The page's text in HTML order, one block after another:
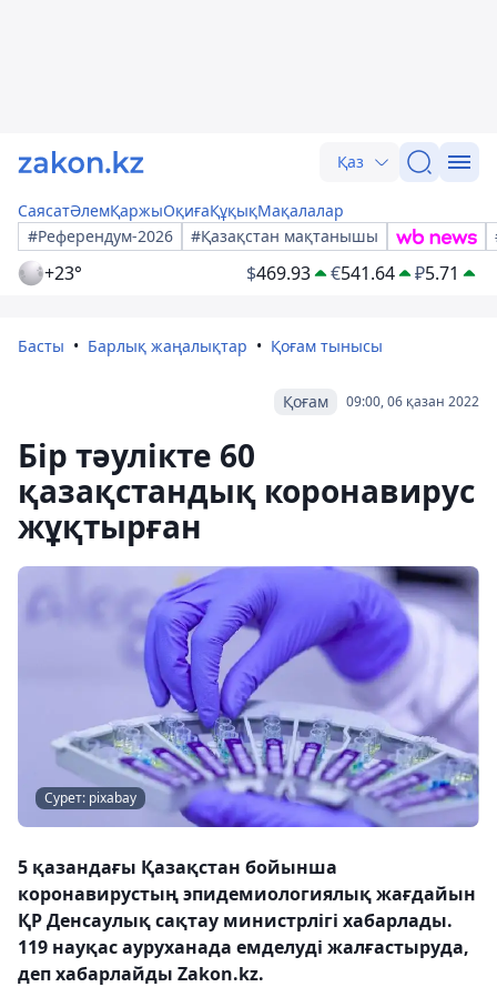
Қаз
СаясатӘлемҚаржыОқиғаҚұқықМақалалар
#Референдум-2026
#Қазақстан мақтанышы
+23° $469.93 €541.64 ₽5.71
Басты Барлық жаңалықтар Қоғам тынысы
09:00, 06 қазан 2022
Қоғам
Бір тәулікте 60
қазақстандық коронавирус
жұқтырған
Сурет: pixabay
5 қазандағы Қазақстан бойынша
коронавирустың эпидемиологиялық жағдайын
ҚР Денсаулық сақтау министрлігі хабарлады.
119 науқас ауруханада емделуді жалғастыруда,
деп хабарлайды Zakon.kz.